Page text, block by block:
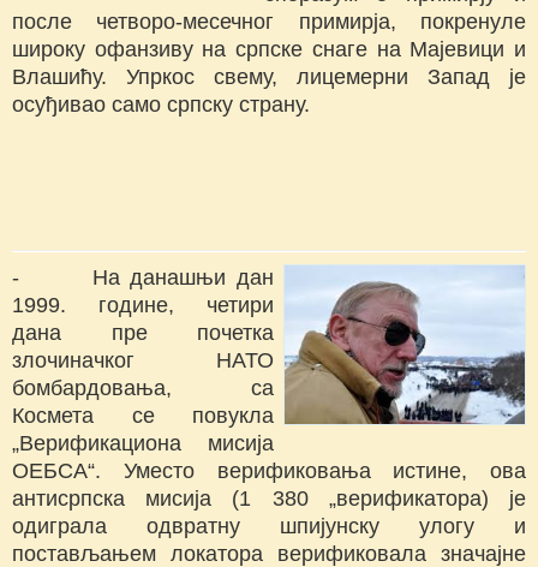
после четворо-месечног примирја, покренуле
широку офанзиву на српске снаге на Мајевици и
Влашићу. Упркос свему, лицемерни Запад је
осуђивао само српску страну.
- На данашњи дан
1999. године, четири
дана пре почетка
злочиначког НАТО
бомбардовања, са
Космета се повукла
„Верификациона мисија
ОЕБСА“. Уместо верификовања истине, ова
антисрпска мисија (1 380 „верификатора) је
одиграла одвратну шпијунску улогу и
постављањем локатора верификовала значајне